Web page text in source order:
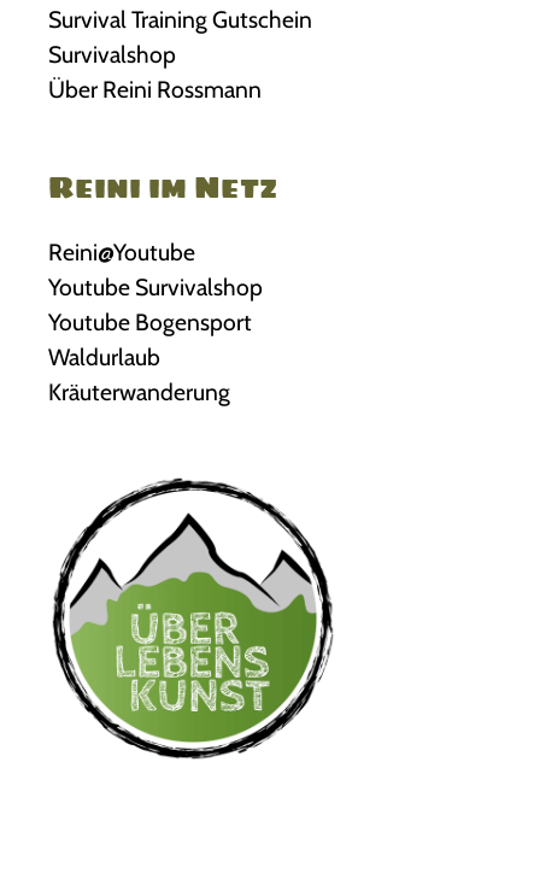
Survival Training Gutschein
Survivalshop
Über Reini Rossmann
Reini im Netz
Reini@Youtube
Youtube Survivalshop
Youtube Bogensport
Waldurlaub
Kräuterwanderung